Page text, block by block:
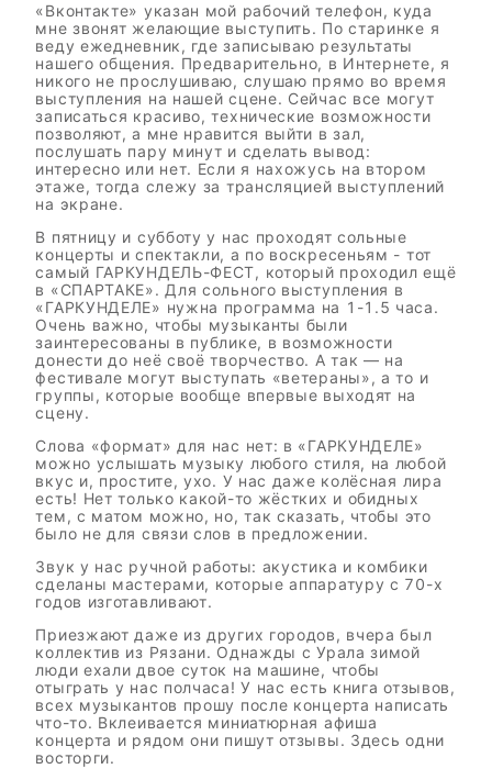
«Вконтакте» указан мой рабочий телефон, куда
мне звонят желающие выступить. По старинке я
веду ежедневник, где записываю результаты
нашего общения. Предварительно, в Интернете, я
никого не прослушиваю, слушаю прямо во время
выступления на нашей сцене. Сейчас все могут
записаться красиво, технические возможности
позволяют, а мне нравится выйти в зал,
послушать пару минут и сделать вывод:
интересно или нет. Если я нахожусь на втором
этаже, тогда слежу за трансляцией выступлений
на экране.
В пятницу и субботу у нас проходят сольные
концерты и спектакли, а по воскресеньям - тот
самый ГАРКУНДЕЛЬ-ФЕСТ, который проходил ещё
в «СПАРТАКЕ». Для сольного выступления в
«ГАРКУНДЕЛЕ» нужна программа на 1-1.5 часа.
Очень важно, чтобы музыканты были
заинтересованы в публике, в возможности
донести до неё своё творчество. А так — на
фестивале могут выступать «ветераны», а то и
группы, которые вообще впервые выходят на
сцену.
Слова «формат» для нас нет: в «ГАРКУНДЕЛЕ»
можно услышать музыку любого стиля, на любой
вкус и, простите, ухо. У нас даже колёсная лира
есть! Нет только какой-то жёстких и обидных
тем, с матом можно, но, так сказать, чтобы это
было не для связи слов в предложении.
Звук у нас ручной работы: акустика и комбики
сделаны мастерами, которые аппаратуру с 70-х
годов изготавливают.
Приезжают даже из других городов, вчера был
коллектив из Рязани. Однажды с Урала зимой
люди ехали двое суток на машине, чтобы
отыграть у нас полчаса! У нас есть книга отзывов,
всех музыкантов прошу после концерта написать
что-то. Вклеивается миниатюрная афиша
концерта и рядом они пишут отзывы. Здесь одни
восторги.